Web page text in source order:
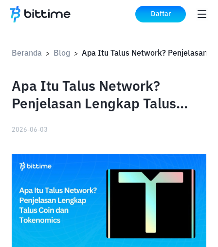
Daftar
Beranda > Blog >
Apa Itu Talus Network?
Penjelasan Lengkap Talus
2026-06-03